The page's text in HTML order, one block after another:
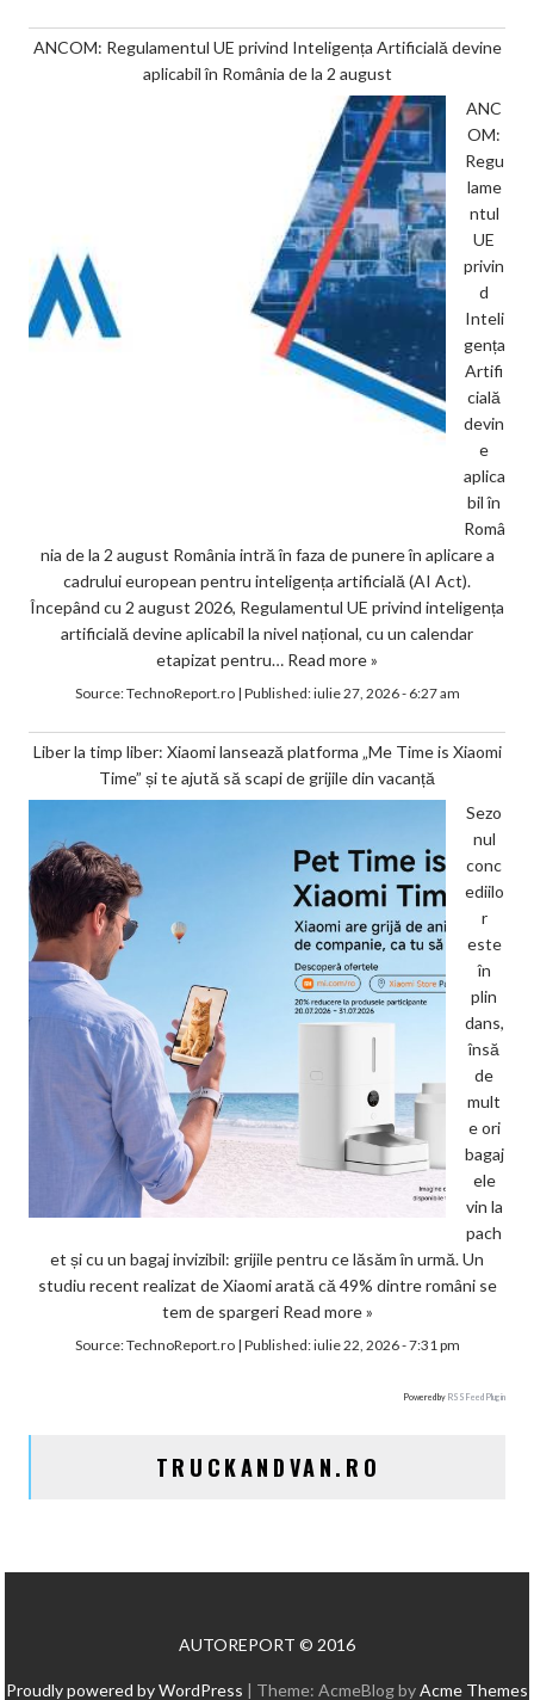
ANCOM: Regulamentul UE privind Inteligența Artificială devine
aplicabil în România de la 2 august
ANC
OM:
Regu
lame
ntul
UE
privin
d
Inteli
gența
Artifi
cială
devin
e
aplica
bil în
Româ
nia de la 2 august România intră în faza de punere în aplicare a
cadrului european pentru inteligența artificială (AI Act).
Începând cu 2 august 2026, Regulamentul UE privind inteligența
artificială devine aplicabil la nivel național, cu un calendar
etapizat pentru… Read more »
Source:TechnoReport.ro| Published:iulie 27, 2026 - 6:27 am
Liber la timp liber: Xiaomi lansează platforma „Me Time is Xiaomi
Time” și te ajută să scapi de grijile din vacanță
Sezo
nul
conc
ediilo
r
este
în
plin
dans,
însă
de
mult
e ori
bagaj
ele
vin la
pach
et și cu un bagaj invizibil: grijile pentru ce lăsăm în urmă. Un
studiu recent realizat de Xiaomi arată că 49% dintre români se
tem de spargeri Read more »
Source:TechnoReport.ro| Published:iulie 22, 2026 - 7:31 pm
Powered by RSS Feed Plugin
TRUCKANDVAN.RO
AUTOREPORT © 2016
Proudly powered by WordPress | Theme: AcmeBlog byAcme Themes